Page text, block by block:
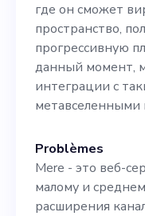
где он сможет
пространство,
прогрессивную
данный момент,
интеграции с
метавселенными
Problèmes
Mere - это веб-
малому и
расширения